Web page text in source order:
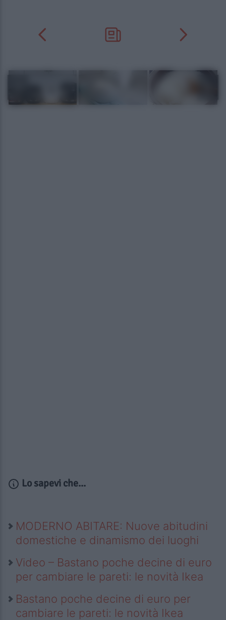
Lo sapevi che...
MODERNO ABITARE: Nuove abitudini
domestiche e dinamismo dei luoghi
Video – Bastano poche decine di euro
per cambiare le pareti: le novità Ikea
Bastano poche decine di euro per
cambiare le pareti: le novità Ikea